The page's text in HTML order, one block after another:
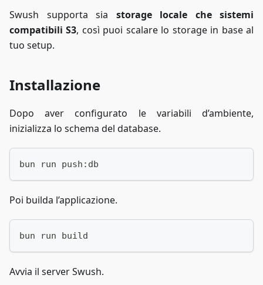
Swush supporta sia storage locale che sistemi
compatibili S3, così puoi scalare lo storage in base al
tuo setup.
Installazione
Dopo aver configurato le variabili d’ambiente,
inizializza lo schema del database.
bun run push:db
Poi builda l’applicazione.
bun run build
Avvia il server Swush.